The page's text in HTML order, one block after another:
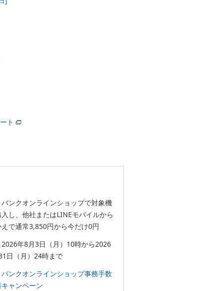
ト
バンクオンラインショップで対象機
し、他社またはLINEモバイルから
で通常3,850円から今だけ0円
年8月3日（月）10時から2026
日（月）24時まで
バンクオンラインショップ事務手数
ャンペーン